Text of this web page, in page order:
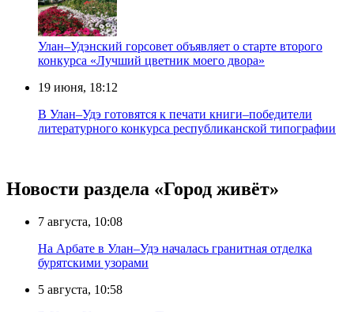
Улан–Удэнский горсовет объявляет о старте второго
конкурса «Лучший цветник моего двора»
19 июня, 18:12
В Улан–Удэ готовятся к печати книги–победители
литературного конкурса республиканской типографии
Новости раздела «Город живёт»
7 августа, 10:08
На Арбате в Улан–Удэ началась гранитная отделка
бурятскими узорами
5 августа, 10:58